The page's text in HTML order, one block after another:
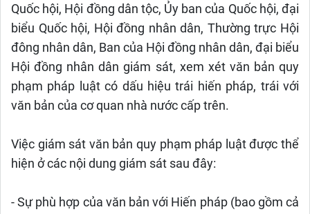
Quốc hội, Hội đồng dân tộc, Ủy ban của Quốc hội, đại
biểu Quốc hội, Hội đồng nhân dân, Thường trực Hội
đông nhân dân, Ban của Hội đồng nhân dân, đại biểu
Hội đồng nhân dân giám sát, xem xét văn bản quy
phạm pháp luật có dấu hiệu trái hiến pháp, trái với
văn bản của cơ quan nhà nước cấp trên.
Việc giám sát văn bản quy phạm pháp luật được thể
hiện ở các nội dung giám sát sau đây:
- Sự phù hợp của văn bản với Hiến pháp (bao gồm cả